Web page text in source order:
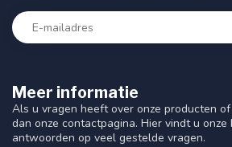
Meer informatie
Als u vragen heeft over onze producten
dan onze contactpagina. Hier vindt u
antwoorden op veel gestelde vragen.